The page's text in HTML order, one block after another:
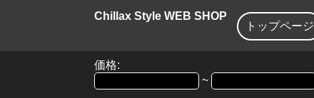
Chillax Style WEB SHOP
トップページ
価格:
~